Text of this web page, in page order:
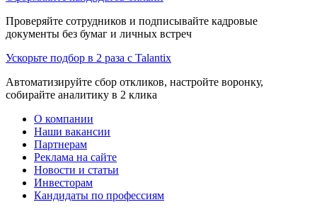
Проверяйте сотрудников и подписывайте кадровые
документы без бумаг и личных встреч
Ускорьте подбор в 2 раза с Talantix
Автоматизируйте сбор откликов, настройте воронку,
собирайте аналитику в 2 клика
О компании
Наши вакансии
Партнерам
Реклама на сайте
Новости и статьи
Инвесторам
Кандидаты по профессиям